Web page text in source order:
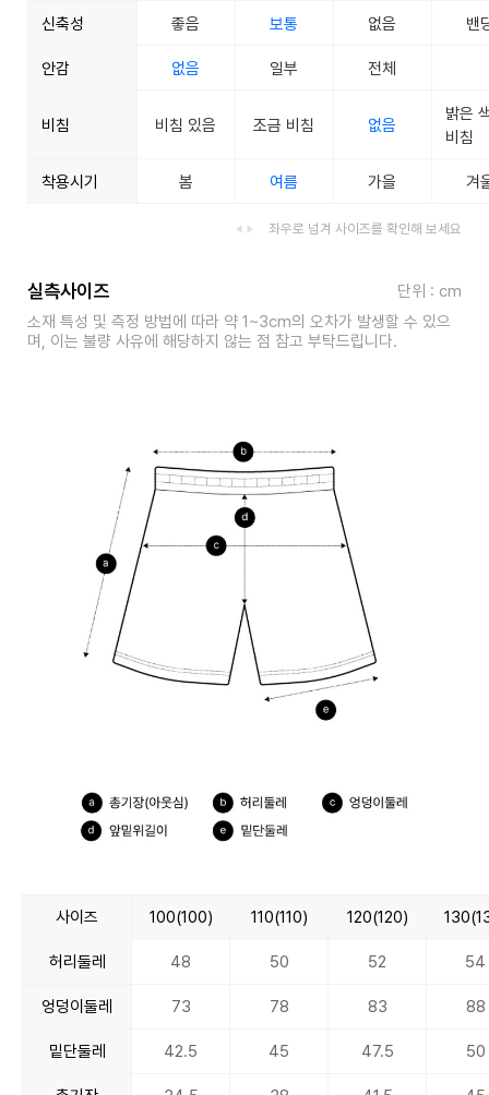
신축성 좋음 보통 없음 밴
안감 없음 일부 전체
비침 비침 있음 조금 비침 없음
밝은
비침
착용시기 봄 여름 가을 겨
좌우로 넘겨 사이즈를 확인해 보세요
실측사이즈
단위 : cm
소재 특성 및 측정 방법에 따라 약 1~3cm의 오차가 발생할 수 있으
며, 이는 불량 사유에 해당하지 않는 점 참고 부탁드립니다.
사이즈 100(100) 110(110) 120(120)
허리둘레 48 50 52 54
엉덩이둘레 73 78 83 88
밑단둘레 42.5 45 47.5 50